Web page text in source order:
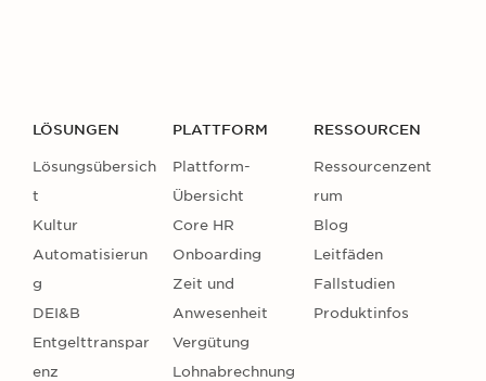
LÖSUNGEN
Lösungsübersich
t
Kultur
Automatisierun
g
DEI&B
Entgelttranspar
enz
PLATTFORM
Plattform-
Übersicht
Core HR
Onboarding
Zeit und
Anwesenheit
Vergütung
Lohnabrechnung
RESSOURCEN
Ressourcenzent
rum
Blog
Leitfäden
Fallstudien
Produktinfos